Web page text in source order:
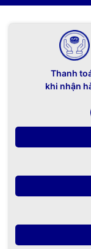
Thanh
khi nhận